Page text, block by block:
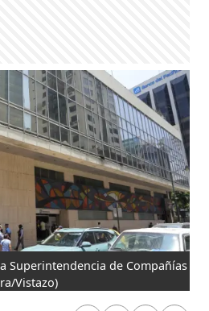
Superintendencia de Compañías
Vistazo)